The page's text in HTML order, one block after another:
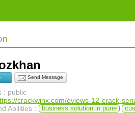
Send Message
: public
crackwinx.com/eviews-12-crack-
Abilities :
business solution in pune